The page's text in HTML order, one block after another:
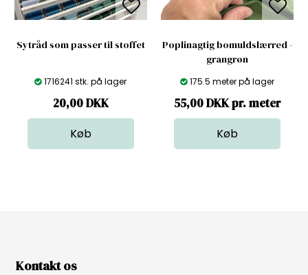
Sytråd som passer til stoffet
1716241 stk. på lager
20,00DKK
Poplinagtig bomuldslærred -
grangrøn
175.5 meter på lager
55,00 DKK pr. meter
Kontakt os